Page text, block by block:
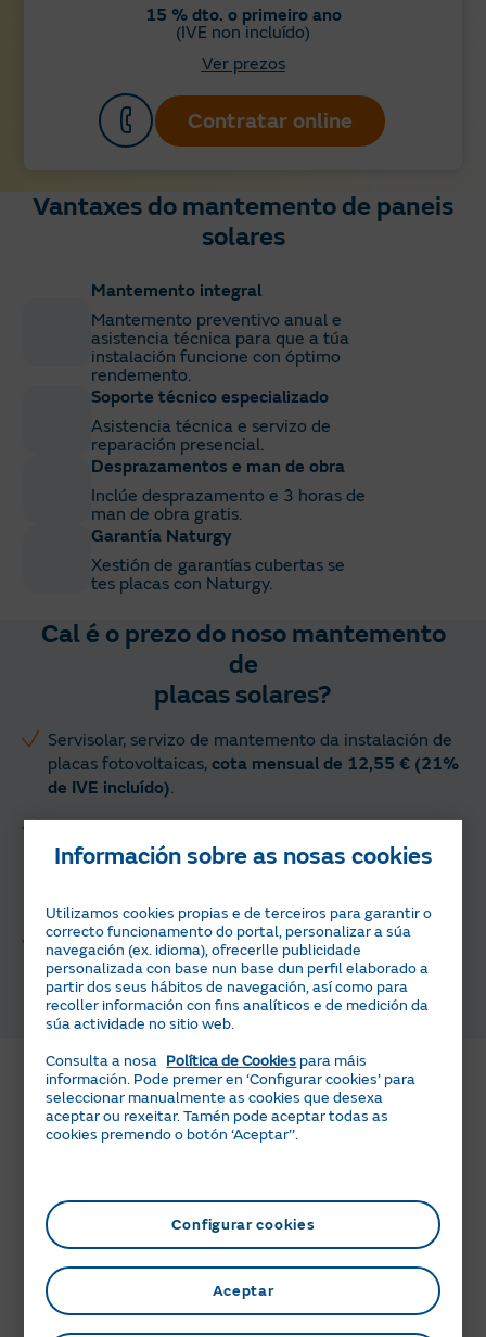
15 % dto. o primeiro ano
(IVE non incluído)
Ver prezos
Contratar online
Vantaxes do mantemento de paneis
solares
Mantemento integral
Mantemento preventivo anual e
asistencia técnica para que a túa
instalación funcione con óptimo
rendemento.
Soporte técnico especializado
Asistencia técnica e servizo de
reparación presencial.
Desprazamentos e man de obra
Inclúe desprazamento e 3 horas de
man de obra gratis.
Garantía Naturgy
Xestión de garantías cubertas se
tes placas con Naturgy.
Cal é o prezo do noso mantemento
de
placas solares?
Servisolar, servizo de mantemento da instalación de
placas fotovoltaicas, cota mensual de 12,55 € (21%
de IVE incluído).
desconto(prezo con desconto: 10,67 €/mes, IVE
Se contrataches ou contratas connosco a instalación
das placas solares, goza dun ano de Servisolarsen
ningún custo . Consulta máis detalles sobre esta
oferta enNaturgy Solar.
Preguntas frecuentes do noso servizo
de mantemento
Que inclúe Servisolar para o fogar?
Co noso mantemento de paneis solares terás unha
revisión anual preventiva da instalación para poder
detectar calquera anomalía a tempo. Estaremos ao
teu lado as 24 h do día os 365 días do ano co noso
servizo de asistencia telefónica. E, se o precisas,un
En que consiste a revisión anual preventiva das
túas placas?
Revisión anual preventiva da instalación de placas
solares para poder detectar calquera anomalía a
En que consiste o servizo de reparación?
Información sobre as nosas cookies
Utilizamos cookies propias e de terceiros para garantir o
correcto funcionamento do portal, personalizar a súa
navegación (ex. idioma), ofrecerlle publicidade
personalizada con base nun base dun perfil elaborado a
partir dos seus hábitos de navegación, así como para
recoller información con fins analíticos e de medición da
súa actividade no sitio web.
Consulta a nosa Política de Cookies para máis
información. Pode premer en ‘Configurar cookies’ para
seleccionar manualmente as cookies que desexa
aceptar ou rexeitar. Tamén pode aceptar todas as
cookies premendo o botón ‘Aceptar’’.
Configurar cookies
Aceptar